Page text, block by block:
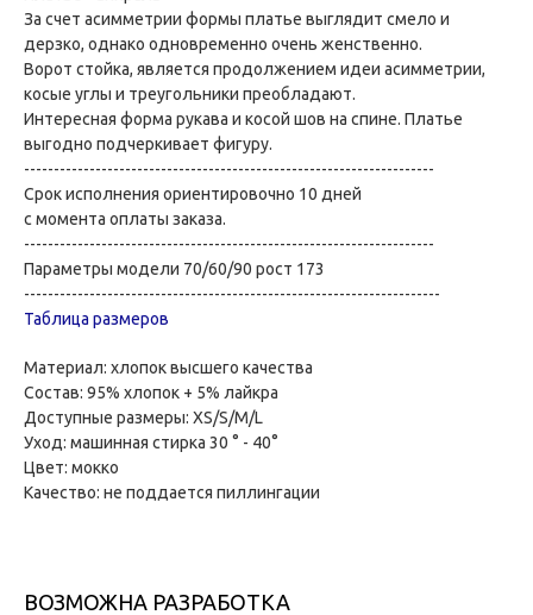
За счет асимметрии формы платье выглядит смело и
дерзко, однако одновременно очень женственно.
Ворот стойка, является продолжением идеи асимметрии,
косые углы и треугольники преобладают.
Интересная форма рукава и косой шов на спине. Платье
выгодно подчеркивает фигуру.
---------------------------------------------------------------------
Срок исполнения ориентировочно 10 дней
с момента оплаты заказа.
---------------------------------------------------------------------
Параметры модели 70/60/90 рост 173
----------------------------------------------------------------------
Таблица размеров
Материал: хлопок высшего качества
Состав: 95% хлопок + 5% лайкра
Доступные размеры: XS/S/M/L
Уход: машинная стирка 30 ° - 40°
Цвет: мокко
Качество: не поддается пиллингации
ВОЗМОЖНА РАЗРАБОТКА